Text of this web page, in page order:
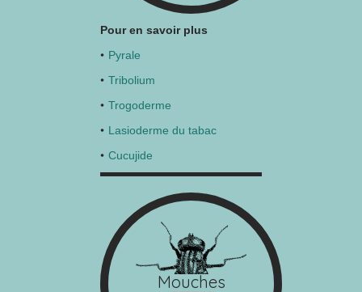
Pour en savoir plus
Pyrale
Tribolium
Trogoderme
Lasioderme du tabac
Cucujide
Mouches